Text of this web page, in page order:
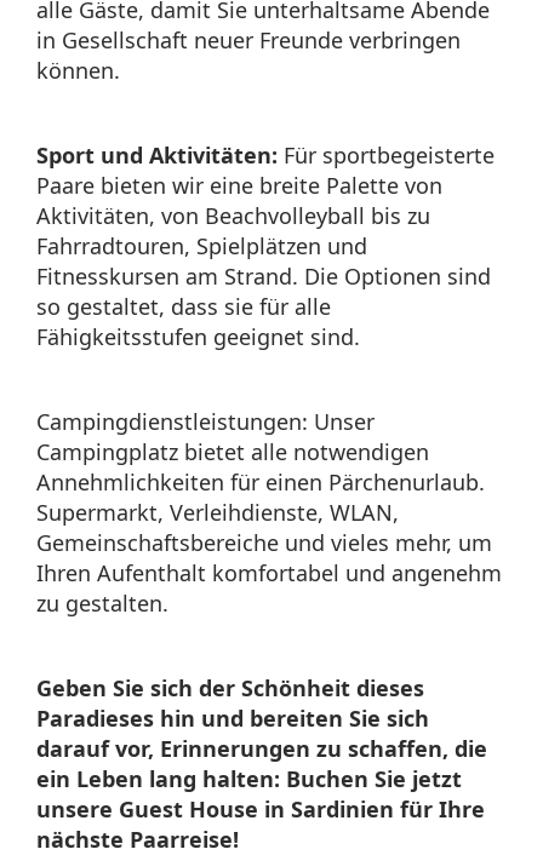
alle Gäste, damit Sie unterhaltsame Abende
in Gesellschaft neuer Freunde verbringen
können.
Sport und Aktivitäten: Für sportbegeisterte
Paare bieten wir eine breite Palette von
Aktivitäten, von Beachvolleyball bis zu
Fahrradtouren, Spielplätzen und
Fitnesskursen am Strand. Die Optionen sind
so gestaltet, dass sie für alle
Fähigkeitsstufen geeignet sind.
Campingdienstleistungen: Unser
Campingplatz bietet alle notwendigen
Annehmlichkeiten für einen Pärchenurlaub.
Supermarkt, Verleihdienste, WLAN,
Gemeinschaftsbereiche und vieles mehr, um
Ihren Aufenthalt komfortabel und angenehm
zu gestalten.
Geben Sie sich der Schönheit dieses
Paradieses hin und bereiten Sie sich
darauf vor, Erinnerungen zu schaffen, die
ein Leben lang halten: Buchen Sie jetzt
unsere Guest House in Sardinien für Ihre
nächste Paarreise!